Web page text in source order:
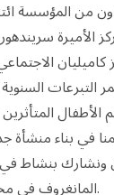
من المؤسسة
الأميرة
كاميليان
التبرعات
الأطفال
في بناء
ونشارك بنشاط
المانغروف في محافظة ساموت-براكارن.